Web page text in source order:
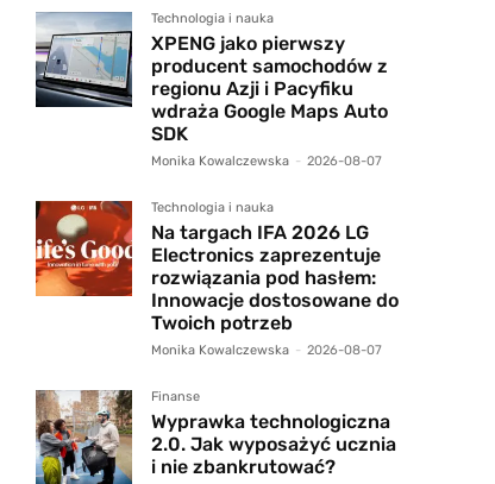
Technologia i nauka
XPENG jako pierwszy
producent samochodów z
regionu Azji i Pacyfiku
wdraża Google Maps Auto
SDK
Monika Kowalczewska - 2026-08-07
Technologia i nauka
Na targach IFA 2026 LG
Electronics zaprezentuje
rozwiązania pod hasłem:
Innowacje dostosowane do
Twoich potrzeb
Monika Kowalczewska - 2026-08-07
Finanse
Wyprawka technologiczna
2.0. Jak wyposażyć ucznia
i nie zbankrutować?